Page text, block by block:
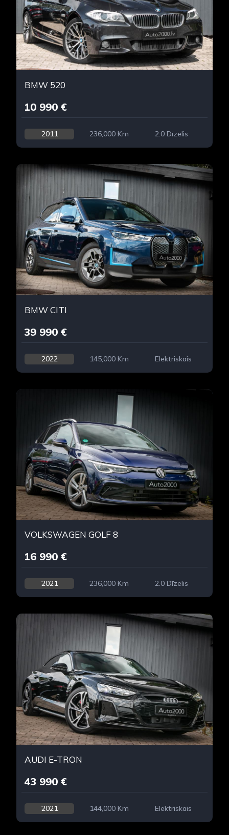
BMW 520
10 990 €
2011 236,000 Km 2.0 Dīzelis
BMW CITI
39 990 €
2022 145,000 Km Elektriskais
VOLKSWAGEN GOLF 8
16 990 €
2021 236,000 Km 2.0 Dīzelis
AUDI E-TRON
43 990 €
2021 144,000 Km Elektriskais